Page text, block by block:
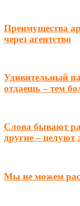
Преимущества
через агентство
Удивительный
отдаешь – тем
Слова бывают
другие – целуют
Мы не можем